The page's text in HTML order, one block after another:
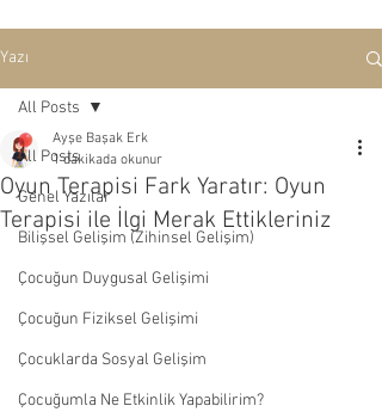
Yazı
All Posts
Genel Yazılar
Bilişsel Gelişim (Zihinsel Gelişim)
Çocuğun Duygusal Gelişimi
Çocuğun Fiziksel Gelişimi
Çocuklarda Sosyal Gelişim
Çocuğumla Ne Etkinlik Yapabilirim?
All Posts
Oyun Terapisi Fark Yaratır: Oyun
Terapisi ile İlgi Merak Ettikleriniz
Ayşe Başak Erk
1 dakikada okunur